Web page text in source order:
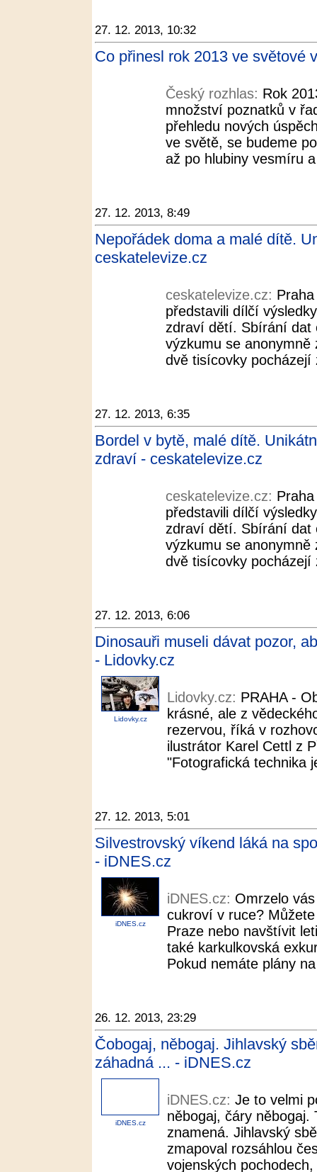
27. 12. 2013, 10:32
Co přinesl rok 2013 ve světové
Český rozhlas: Rok
množství poznatků v
přehledu nových
ve světě, se budeme
až po hlubiny vesmíru
27. 12. 2013, 8:49
Nepořádek doma a malé dítě.
ceskatelevize.cz
ceskatelevize.cz:
představili dílčí
zdraví dětí. Sbírání dat
výzkumu se
dvě tisícovky
27. 12. 2013, 6:35
Bordel v bytě, malé dítě.
zdraví - ceskatelevize.cz
ceskatelevize.cz:
představili dílčí
zdraví dětí. Sbírání dat
výzkumu se
dvě tisícovky
27. 12. 2013, 6:06
Dinosauři museli dávat pozor,
- Lidovky.cz
Lidovky.cz
Lidovky.cz: PRAHA -
krásné, ale z
rezervou, říká v
ilustrátor Karel Cettl z
"Fotografická technika
27. 12. 2013, 5:01
Silvestrovský víkend láká na
- iDNES.cz
iDNES.cz
iDNES.cz: Omrzelo
cukroví v ruce?
Praze nebo navštívit
také karkulkovská
Pokud nemáte plány
26. 12. 2013, 23:29
Čobogaj, něbogaj. Jihlavský
záhadná ... - iDNES.cz
iDNES.cz
iDNES.cz: Je to velmi
něbogaj, čáry
znamená. Jihlavský
zmapoval rozsáhlou
vojenských